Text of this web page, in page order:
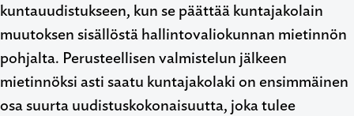
kuntauudistukseen, kun se päättää kuntajakolain
muutoksen sisällöstä hallintovaliokunnan mietinnön
pohjalta. Perusteellisen valmistelun jälkeen
mietinnöksi asti saatu kuntajakolaki on ensimmäinen
osa suurta uudistuskokonaisuutta, joka tulee